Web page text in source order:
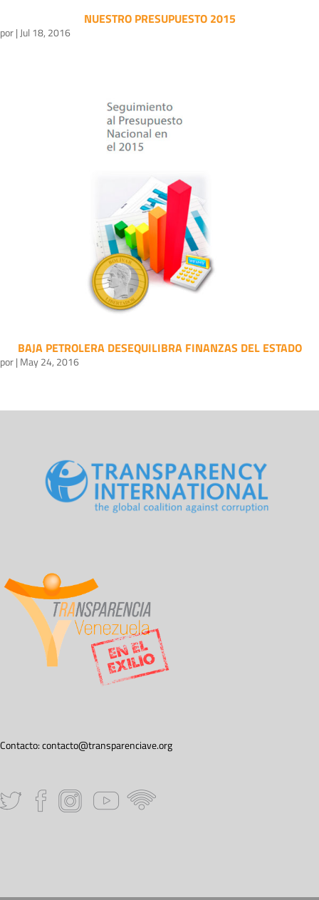
NUESTRO PRESUPUESTO 2015
por| Jul 18, 2016
BAJA PETROLERA DESEQUILIBRA FINANZAS DEL ESTADO
por| May 24, 2016
Contacto:contacto@transparenciave.org